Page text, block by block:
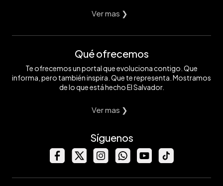
Ver mas ❯
Qué ofrecemos
Te ofrecemos un portal que evoluciona contigo. Que
informa, pero también inspira. Que te representa. Mostramos
de lo que está hecho El Salvador.
Ver mas ❯
Síguenos